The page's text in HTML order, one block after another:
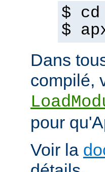
$
$
Dans
compilé,
pour
Voir la